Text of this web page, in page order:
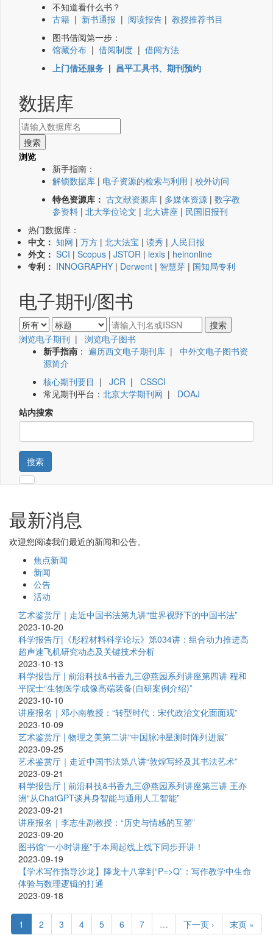
不知道看什么书？
古籍 | 新书通报 | 阅读报告 | 教授推荐书目
图书借阅第一步：
馆藏分布 | 借阅制度 | 借阅方法
上门借还服务 | 昌平工具书、期刊预约
数据库
浏览
新手指南：
解锁数据库 | 电子资源的检索与利用 | 校外访问
特色资源库： 古文献资源库 | 多媒体资源 | 数字教
参资料 | 北大学位论文 | 北大讲座 | 民国旧报刊
热门数据库：
中文： 知网 | 万方 | 北大法宝 | 读秀 | 人民日报
外文： SCI | Scopus | JSTOR | lexis | heinonline
专利： INNOGRAPHY | Derwent | 智慧芽 | 国知局专利
电子期刊/图书
浏览电子期刊 | 浏览电子图书
新手指南 ： 遍历西文电子期刊库 | 中外文电子图书资
源简介
核心期刊要目 | JCR | CSSCI
常见期刊平台： 北京大学期刊网 | DOAJ
站内搜索
搜索
最新消息
欢迎您阅读我们最近的新闻和公告。
焦点新闻
新闻
公告
活动
艺术鉴赏厅｜走近中国书法第九讲“世界视野下的中国书法”
2023-10-20
科学报告厅|《彤程材料科学论坛》第034讲：组合动力推进高
超声速飞机研究动态及关键技术分析
2023-10-13
科学报告厅 | 前沿科技&书香九三@燕园系列讲座第四讲 程和
平院士“生物医学成像高端装备(自研案例介绍)”
2023-10-10
讲座报名｜邓小南教授：“转型时代：宋代政治文化面面观”
2023-10-09
艺术鉴赏厅 | 物理之美第二讲“中国脉冲星测时阵列进展”
2023-09-25
艺术鉴赏厅｜走近中国书法第八讲“敦煌写经及其书法艺术”
2023-09-21
科学报告厅 | 前沿科技&书香九三@燕园系列讲座第三讲 王亦
洲“从ChatGPT谈具身智能与通用人工智能”
2023-09-21
讲座报名｜李志生副教授：“历史与情感的互塑”
2023-09-20
图书馆“一小时讲座”于本周起线上线下同步开讲！
2023-09-19
【学术写作指导沙龙】降龙十八掌到“P=>Q”：写作教学中生命
体验与数理逻辑的打通
2023-09-18
1 2 3 4 5 6 7 … 下一页 › 末页 »